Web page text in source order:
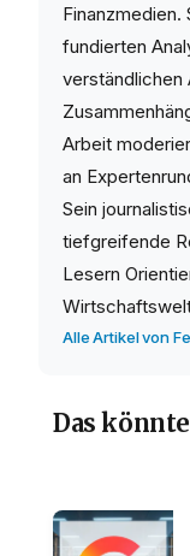
fundierten
Arbeit
an
Sein
tiefgreifende
Lesern
Alle Artikel von
Das